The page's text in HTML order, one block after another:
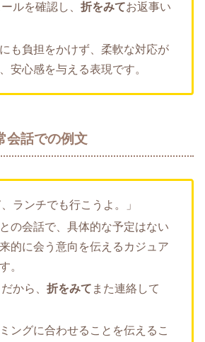
ールを確認し、折をみてお返事い
も負担をかけず、柔軟な対応が
安心感を与える表現です。
会話での例文
、ランチでも行こうよ。」
の会話で、具体的な予定はない
的に会う意向を伝えるカジュア
。
だから、折をみて また連絡して
ングに合わせることを伝えるこ